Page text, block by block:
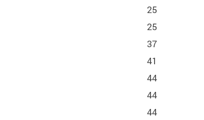
25
25
37
41
44
44
44